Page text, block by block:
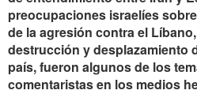
preocupaciones israelíes
de la agresión contra el
destrucción y desplazamiento
país, fueron algunos de los
comentaristas en los medios